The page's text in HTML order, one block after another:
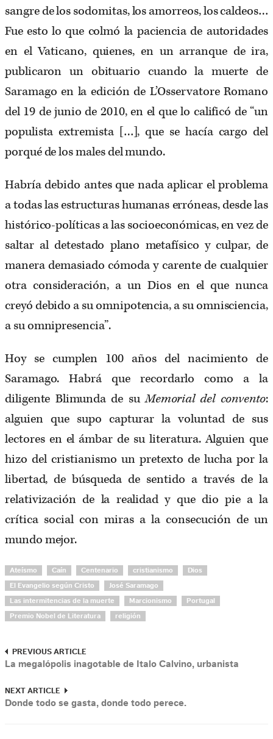
sangre de los sodomitas, los amorreos, los caldeos…
Fue esto lo que colmó la paciencia de autoridades
en el Vaticano, quienes, en un arranque de ira,
publicaron un obituario cuando la muerte de
Saramago en la edición de L’Osservatore Romano
del 19 de junio de 2010, en el que lo calificó de “un
populista extremista […], que se hacía cargo del
porqué de los males del mundo.
Habría debido antes que nada aplicar el problema
a todas las estructuras humanas erróneas, desde las
histórico-políticas a las socioeconómicas, en vez de
saltar al detestado plano metafísico y culpar, de
manera demasiado cómoda y carente de cualquier
otra consideración, a un Dios en el que nunca
creyó debido a su omnipotencia, a su omnisciencia,
a su omnipresencia”.
Hoy se cumplen 100 años del nacimiento de
Saramago. Habrá que recordarlo como a la
diligente Blimunda de suMemorial del convento:
alguien que supo capturar la voluntad de sus
lectores en el ámbar de su literatura. Alguien que
hizo del cristianismo un pretexto de lucha por la
libertad, de búsqueda de sentido a través de la
relativización de la realidad y que dio pie a la
crítica social con miras a la consecución de un
mundo mejor.
Ateísmo Caín Centenario cristianismo Dios
El Evangelio según Cristo José Saramago
Las intermitencias de la muerte Marcionismo Portugal
Premio Nobel de Literatura religión
PREVIOUS ARTICLE
La megalópolis inagotable de Italo Calvino, urbanista
NEXT ARTICLE
Donde todo se gasta, donde todo perece.